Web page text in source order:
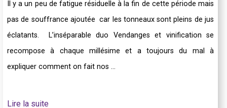
Il y a un peu de fatigue résiduelle à la fin de cette période mais
pas de souffrance ajoutée car les tonneaux sont pleins de jus
éclatants. L’inséparable duo Vendanges et vinification se
recompose à chaque millésime et a toujours du mal à
expliquer comment on fait nos ...
Lire la suite